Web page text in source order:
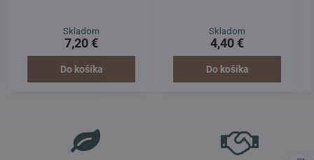
nezaťažuje životné prostredie.
Prípravok je určený najmä na
vôňu prádla! Znáša aj citlivá
pokožka!
Skladom
7,20 €
Do košíka
konzervačné látky. Eko aviváž.
Skladom
4,40 €
Do košíka